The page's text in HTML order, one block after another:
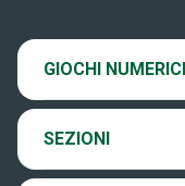
GIOCHI NUMERICI
EuroJackpot
VinciCasa
SEZIONI
Scopri il gioco
Ultima estrazione
Contatti